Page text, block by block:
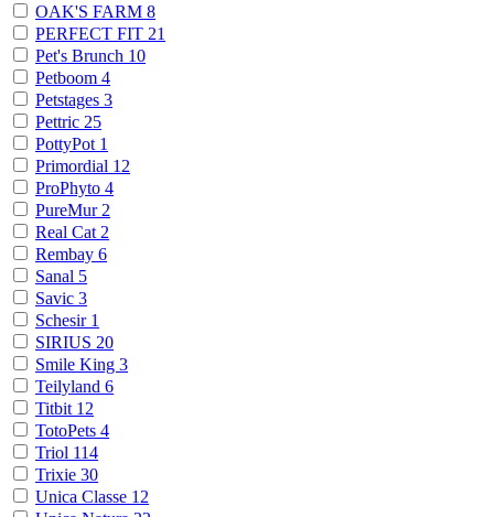
OAK'S FARM 8
PERFECT FIT 21
Pet's Brunch 10
Petboom 4
Petstages 3
Pettric 25
PottyPot 1
Primordial 12
ProPhyto 4
PureMur 2
Real Cat 2
Rembay 6
Sanal 5
Savic 3
Schesir 1
SIRIUS 20
Smile King 3
Teilyland 6
Titbit 12
TotoPets 4
Triol 114
Trixie 30
Unica Classe 12